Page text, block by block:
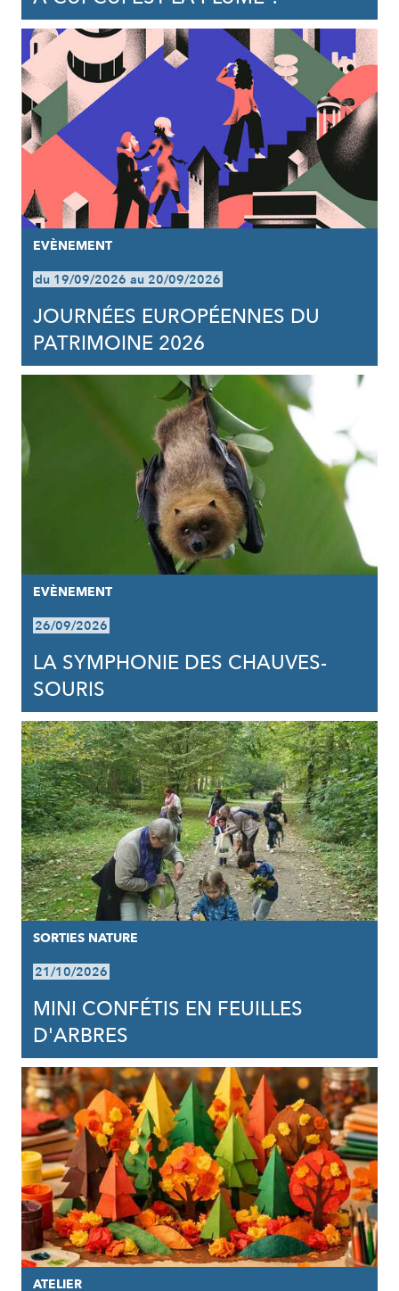
EVÈNEMENT
du 19/09/2026 au 20/09/2026
JOURNÉES EUROPÉENNES DU
PATRIMOINE 2026
EVÈNEMENT
26/09/2026
LA SYMPHONIE DES CHAUVES-
SOURIS
SORTIES NATURE
21/10/2026
MINI CONFÉTIS EN FEUILLES
D'ARBRES
ATELIER